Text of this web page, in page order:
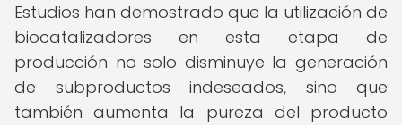
Estudios han demostrado que la utilización de
biocatalizadores en esta etapa de
producción no solo disminuye la generación
de subproductos indeseados, sino que
también aumenta la pureza del producto